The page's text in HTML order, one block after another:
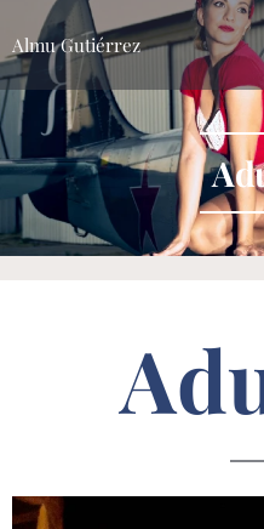
Almu Gutiérrez